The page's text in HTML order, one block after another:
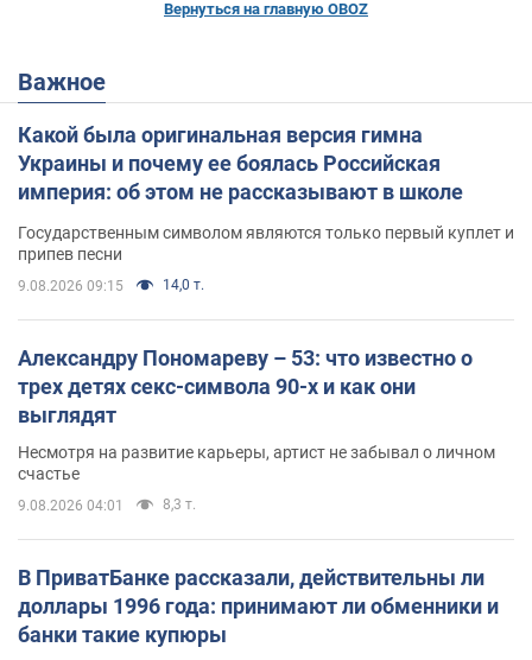
Вернуться на главную OBOZ
Важное
Какой была оригинальная версия гимна
Украины и почему ее боялась Российская
империя: об этом не рассказывают в школе
Государственным символом являются только первый куплет и
припев песни
9.08.2026 09:15 14,0 т.
Александру Пономареву – 53: что известно о
трех детях секс-символа 90-х и как они
выглядят
Несмотря на развитие карьеры, артист не забывал о личном
счастье
9.08.2026 04:01 8,3 т.
В ПриватБанке рассказали, действительны ли
доллары 1996 года: принимают ли обменники и
банки такие купюры